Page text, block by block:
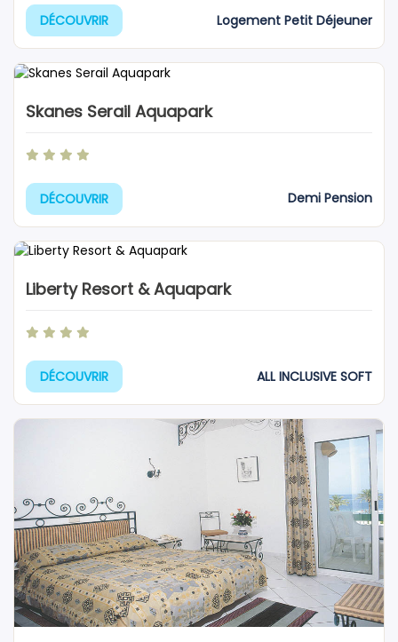
DÉCOUVRIR Logement Petit Déjeuner
Skanes Serail Aquapark
DÉCOUVRIR Demi Pension
Liberty Resort & Aquapark
DÉCOUVRIR ALL INCLUSIVE SOFT